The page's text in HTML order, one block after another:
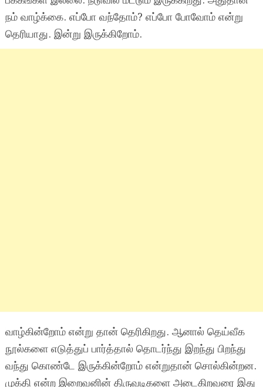
நம் வாழ்க்கை. எப்போ வந்தோம்? எப்போ போவோம் என்று
தெரியாது. இன்று இருக்கிறோம்.
வாழ்கின்றோம் என்று தான் தெரிகிறது. ஆனால் தெய்வீக
நூல்களை எடுத்துப் பார்த்தால் தொடர்ந்து இறந்து பிறந்து
வந்து கொண்டே இருக்கின்றோம் என்றுதான் சொல்கின்றன.
முக்தி என்ற இறைவனின் திருவடிகளை அடைகிறவரை இது